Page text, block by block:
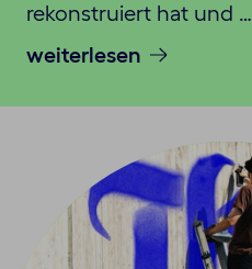
rekonstruiert hat und …
weiterlesen